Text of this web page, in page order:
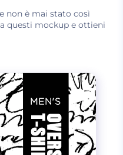
non è mai stato così
questi mockup e ottieni